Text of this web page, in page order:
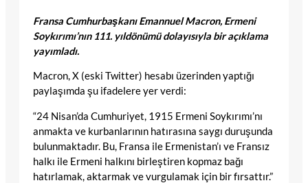
Fransa Cumhurbaşkanı Emannuel Macron, Ermeni
Soykırımı’nın 111. yıldönümü dolayısıyla bir açıklama
yayımladı.
Macron, X (eski Twitter) hesabı üzerinden yaptığı
paylaşımda şu ifadelere yer verdi:
“24 Nisan’da Cumhuriyet, 1915 Ermeni Soykırımı’nı
anmakta ve kurbanlarının hatırasına saygı duruşunda
bulunmaktadır. Bu, Fransa ile Ermenistan’ı ve Fransız
halkı ile Ermeni halkını birleştiren kopmaz bağı
hatırlamak, aktarmak ve vurgulamak için bir fırsattır.”